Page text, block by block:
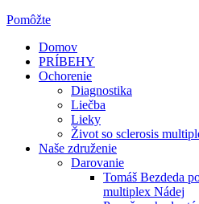
Pomôžte
Domov
PRÍBEHY
Ochorenie
Diagnostika
Liečba
Lieky
Život so sclerosis
Naše združenie
Darovanie
Tomáš Bezdeda
multiplex Nádej